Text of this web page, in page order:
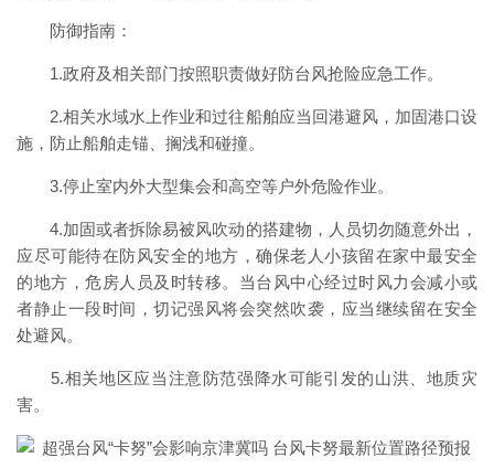
防御指南：
1.政府及相关部门按照职责做好防台风抢险应急工作。
2.相关水域水上作业和过往船舶应当回港避风，加固港口设
施，防止船舶走锚、搁浅和碰撞。
3.停止室内外大型集会和高空等户外危险作业。
4.加固或者拆除易被风吹动的搭建物，人员切勿随意外出，
应尽可能待在防风安全的地方，确保老人小孩留在家中最安全
的地方，危房人员及时转移。当台风中心经过时风力会减小或
者静止一段时间，切记强风将会突然吹袭，应当继续留在安全
处避风。
5.相关地区应当注意防范强降水可能引发的山洪、地质灾
害。